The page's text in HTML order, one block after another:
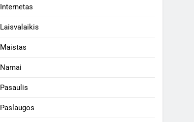
Internetas
Laisvalaikis
Maistas
Namai
Pasaulis
Paslaugos